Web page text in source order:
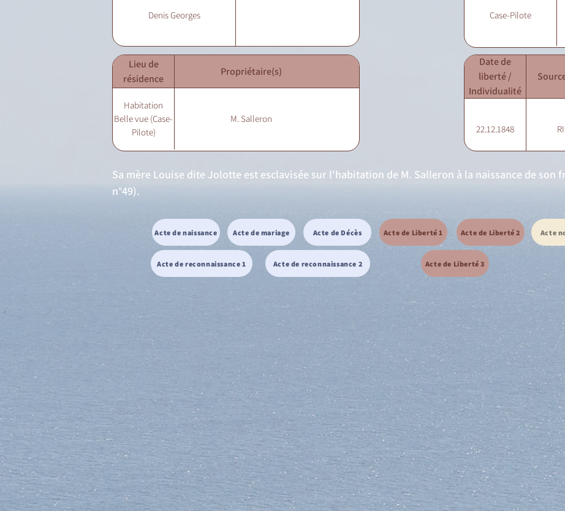
Denis Georges Case-Pilote
Lieu de
résidence
Propriétaire(s)
Habitation
Belle vue (Case-
Pilote)
M. Salleron
Date de
liberté /
Individualité
22.12.1848
Sa mère Louise dite Jolotte est esclavisée sur l'habitation de M. Salleron à la naissance de son
n°49).
Acte de naissance Acte de mariage Acte de Décès
Acte de reconnaissance 1 Acte de reconnaissance 2
Acte de Liberté 1 Acte de Liberté 2
Acte de Liberté 3
Acte